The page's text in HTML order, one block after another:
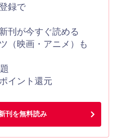
録で
刊が今すぐ読める
（映画・アニメ）も
イント還元
刊を無料読み